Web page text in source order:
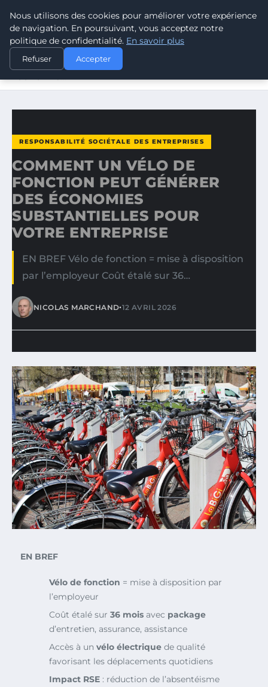
CLIMATE RESPONSE BLOG
ACCUEIL
RESPONSABILITÉ SOCIÉTALE DES ENTREPRISES
COMMENT UN VÉLO DE FONCTION PEUT GÉNÉRER DES
RESPONSABILITÉ SOCIÉTALE DES ENTREPRISES
COMMENT UN VÉLO DE
FONCTION PEUT GÉNÉRER
DES ÉCONOMIES
SUBSTANTIELLES POUR
VOTRE ENTREPRISE
EN BREF Vélo de fonction = mise à disposition
par l’employeur Coût étalé sur 36…
NICOLAS MARCHAND•12 AVRIL 2026
EN BREF
Vélo de fonction = mise à disposition par
l’employeur
Coût étalé sur 36 mois avec package
d’entretien, assurance, assistance
Accès à un vélo électrique de qualité
favorisant les déplacements quotidiens
Impact RSE : réduction de l’absentéisme
Nous utilisons des cookies pour améliorer votre expérience
de navigation. En poursuivant, vous acceptez notre
politique de confidentialité. En savoir plus
Refuser Accepter